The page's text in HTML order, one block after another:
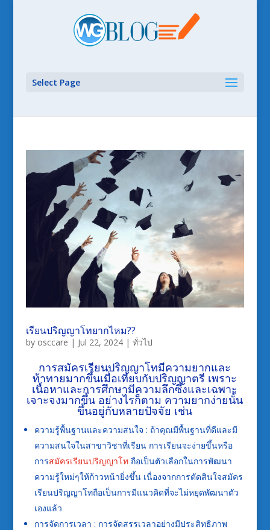
Select Page
เรียนปริญญาโทยากไหม??
by osccare | Jul 22, 2024| ทั่วไป
การสมัครเรียนปริญญาโทมีความยากและ
ท้าทายมากขึ้นเมื่อเทียบกับปริญญาตรี เพราะ
เนื้อหาและการศึกษามีความลึกซึ้งและเฉพาะ
เจาะจงมากขึ้น อย่างไรก็ตาม ความยากง่ายนั้น
ขึ้นอยู่กับหลายปัจจัย เช่น
ความรู้พื้นฐานและความสนใจ : ถ้าคุณมีพื้นฐานที่ดีและมี
ความสนใจในสาขาวิชาที่เรียน การเรียนจะง่ายขึ้นหรือ
การสมัครเรียนปริญญาโทถือเป็นตัวเลือกในการพัฒนา
ความรู้ใหม่ๆให้ก้าวหน้ายิ่งขึ้น เนื่องจากการตัดสินใจสมัคร
เรียนปริญญาโทถือเป็นการมีแนวคิดที่จะไม่หยุดพัฒนาตัว
เองแล้ว
การจัดการเวลา : การจัดสรรเวลาอย่างมีประสิทธิภาพ